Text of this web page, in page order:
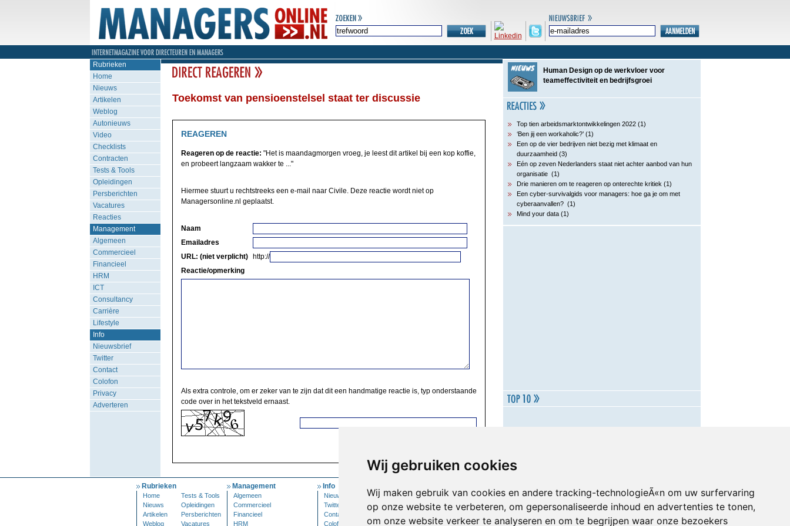
Wij gebruiken cookies
Wij maken gebruik van cookies en andere tracking-technologieÃ«n om uw surfervaring
op onze website te verbeteren, om gepersonaliseerde inhoud en advertenties te tonen,
om onze website verkeer te analyseren en om te begrijpen waar onze bezoekers
Rubrieken
Home
Nieuws
Artikelen
Weblog
Autonieuws
Video
Checklists
Contracten
Tests & Tools
Opleidingen
Persberichten
Vacatures
Reacties
Management
Algemeen
Commercieel
Financieel
HRM
ICT
Consultancy
Carrière
Lifestyle
Info
Nieuwsbrief
Twitter
Contact
Colofon
Privacy
Adverteren
Toekomst van pensioenstelsel staat ter discussie
REAGEREN
Reageren op de reactie: "Het is maandagmorgen vroeg, je leest dit artikel bij een kop koffie,
en probeert langzaam wakker te ..."
Hiermee stuurt u rechtstreeks een e-mail naar Civile. Deze reactie wordt niet op
Managersonline.nl geplaatst.
Naam
Emailadres
URL: (niet verplicht)
http://
Reactie/opmerking
Als extra controle, om er zeker van te zijn dat dit een handmatige reactie is, typ onderstaande
code over in het tekstveld ernaast.
Human Design op de werkvloer voor
teameffectiviteit en bedrijfsgroei
Top tien arbeidsmarktontwikkelingen 2022 (1)
‘Ben jij een workaholic?’ (1)
Een op de vier bedrijven niet bezig met klimaat en
duurzaamheid (3)
Eén op zeven Nederlanders staat niet achter aanbod van hun
organisatie (1)
Drie manieren om te reageren op onterechte kritiek (1)
Een cyber-survivalgids voor managers: hoe ga je om met
cyberaanvallen? (1)
Mind your data (1)
Rubrieken
Home
Tests & Tools
Nieuws
Opleidingen
Artikelen
Persberichten
Weblog
Vacatures
Management
Algemeen
Commercieel
Financieel
HRM
Info
Nieuwsbrief
Twitter
Contact
Colofon
Inloggen